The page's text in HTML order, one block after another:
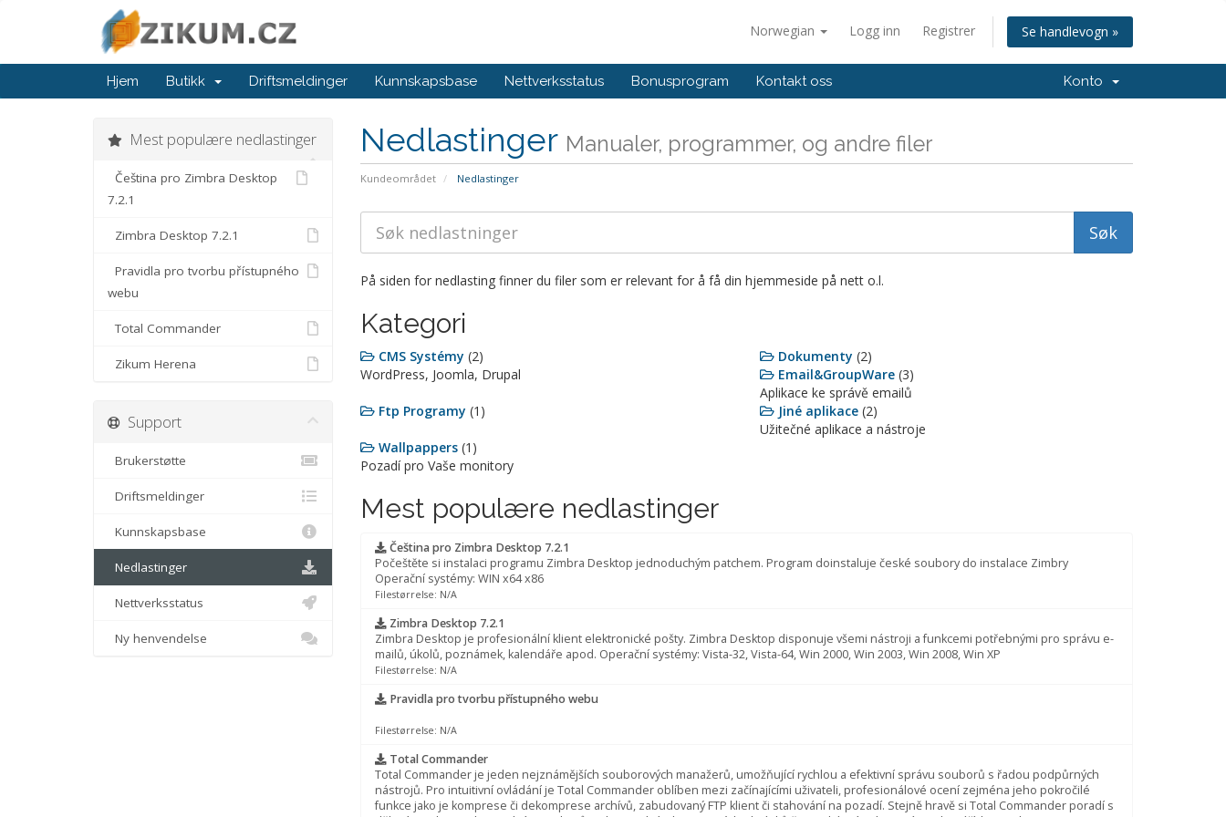
Norwegian Logg inn Registrer Se handlevogn »
Hjem Butikk Driftsmeldinger Kunnskapsbase Nettverksstatus Bonusprogram Kontakt oss Konto
Nedlastinger Manualer, programmer, og andre filer
Kundeområdet Nedlastinger
På siden for nedlasting finner du filer som er relevant for å få din hjemmeside på nett o.l.
Kategori
CMS Systémy (2)
WordPress, Joomla, Drupal
Dokumenty (2)
Email&GroupWare (3)
Aplikace ke správě emailů
Ftp Programy (1) Jiné aplikace (2)
Užitečné aplikace a nástroje
Wallpappers (1)
Pozadí pro Vaše monitory
Mest populære nedlastinger
Čeština pro Zimbra Desktop 7.2.1
Počeštěte si instalaci programu Zimbra Desktop jednoduchým patchem. Program doinstaluje české soubory do instalace Zimbry
Operační systémy: WIN x64 x86
Filestørrelse: N/A
Zimbra Desktop 7.2.1
Zimbra Desktop je profesionální klient elektronické pošty. Zimbra Desktop disponuje všemi nástroji a funkcemi potřebnými pro správu e-
mailů, úkolů, poznámek, kalendáře apod. Operační systémy: Vista-32, Vista-64, Win 2000, Win 2003, Win 2008, Win XP
Filestørrelse: N/A
Pravidla pro tvorbu přístupného webu
Filestørrelse: N/A
Total Commander
Total Commander je jeden nejznámějších souborových manažerů, umožňující rychlou a efektivní správu souborů s řadou podpůrných
nástrojů. Pro intuitivní ovládání je Total Commander oblíben mezi začínajícími uživateli, profesionálové ocení zejména jeho pokročilé
funkce jako je komprese či dekomprese archívů, zabudovaný FTP klient či stahování na pozadí. Stejně hravě si Total Commander poradí s
Mest populære nedlastinger
Čeština pro Zimbra Desktop
7.2.1
Zimbra Desktop 7.2.1
Pravidla pro tvorbu přístupného
webu
Total Commander
Zikum Herena
Support
Brukerstøtte
Driftsmeldinger
Kunnskapsbase
Nedlastinger
Nettverksstatus
Ny henvendelse